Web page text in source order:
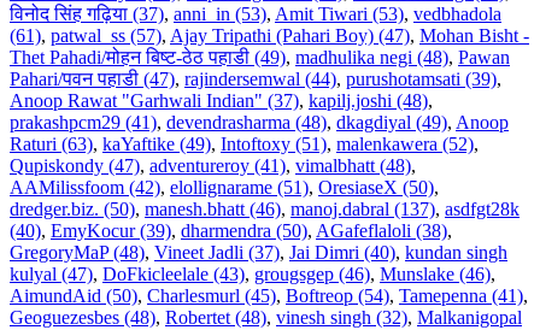
विनोद सिंह गढ़िया (37), anni_in (53), Amit Tiwari (53), vedbhadola
(61), patwal_ss (57), Ajay Tripathi (Pahari Boy) (47), Mohan Bisht -
Thet Pahadi/मोहन बिष्ट-ठेठ पहाडी (49), madhulika negi (48), Pawan
Pahari/पवन पहाडी (47), rajindersemwal (44), purushotamsati (39),
Anoop Rawat "Garhwali Indian" (37), kapilj.joshi (48),
prakashpcm29 (41), devendrasharma (48), dkagdiyal (49), Anoop
Raturi (63), kaYaftike (49), Intoftoxy (51), malenkawera (52),
Qupiskondy (47), adventureroy (41), vimalbhatt (48),
AAMilissfoom (42), elollignarame (51), OresiaseX (50),
dredger.biz. (50), manesh.bhatt (46), manoj.dabral (137), asdfgt28k
(40), EmyKocur (39), dharmendra (50), AGafeflaloli (38),
GregoryMaP (48), Vineet Jadli (37), Jai Dimri (40), kundan singh
kulyal (47), DoFkicleelale (43), grougsgep (46), Munslake (46),
AimundAid (50), Charlesmurl (45), Boftreop (54), Tamepenna (41),
Geoguezesbes (48), Robertet (48), vinesh singh (32), Malkanigopal